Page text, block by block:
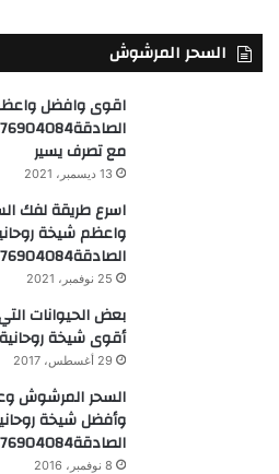
السحر المرشوش
اقوى وافضل
مع تصرف يسير
13 ديسمبر، 2021
اسرع طريقة لفك
واعظم شيخة
الصادقة0096176904084
25 نوفمبر، 2021
بعض الحيوانات
أقوى شيخة روحانية نور
29 أغسطس، 2017
السحر المرشوش
وأفضل شيخة
الصادقة0096176904084
8 نوفمبر، 2016